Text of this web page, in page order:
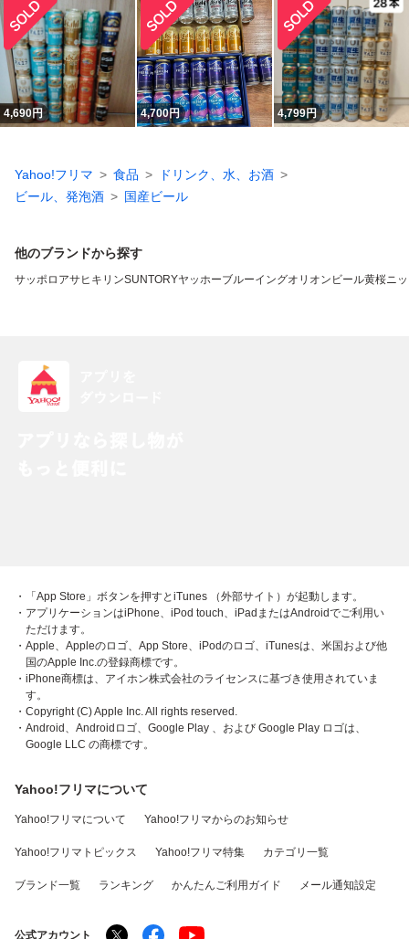
4,690円 4,700円 4,799円
Yahoo!フリマ 食品
ドリンク、水、お酒
ビール、発泡酒
国産ビール
他のブランドから探す
サッポロ アサヒ キリンSUNTORYヤッホーブルーイングオリオンビール黄桜ニ
・「App Store」ボタンを押すとiTunes （外部サイト）が起動します。
・アプリケーションはiPhone、iPod touch、iPadまたはAndroidでご利用い
ただけます。
・Apple、Appleのロゴ、App Store、iPodのロゴ、iTunesは、米国および他
国のApple Inc.の登録商標です。
・iPhone商標は、アイホン株式会社のライセンスに基づき使用されていま
す。
・Copyright (C) Apple Inc. All rights reserved.
・Android、Androidロゴ、Google Play 、および Google Play ロゴは、
Google LLC の商標です。
Yahoo!フリマについて
Yahoo!フリマについて Yahoo!フリマからのお知らせ
Yahoo!フリマトピックス Yahoo!フリマ特集 カテゴリ一覧
ブランド一覧 ランキング かんたんご利用ガイド メール通知設定
公式アカウント